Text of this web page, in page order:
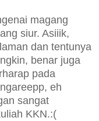
magang
siur. Asiiik,
dan tentunya
benar juga
pada
eh
sangat
KKN.:(